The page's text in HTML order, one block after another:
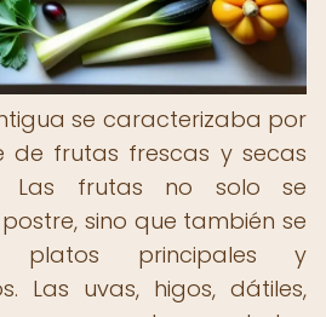
se caracterizaba por
de frutas frescas y secas
Las frutas no solo se
sino que también se
platos principales y
Las uvas, higos, dátiles,